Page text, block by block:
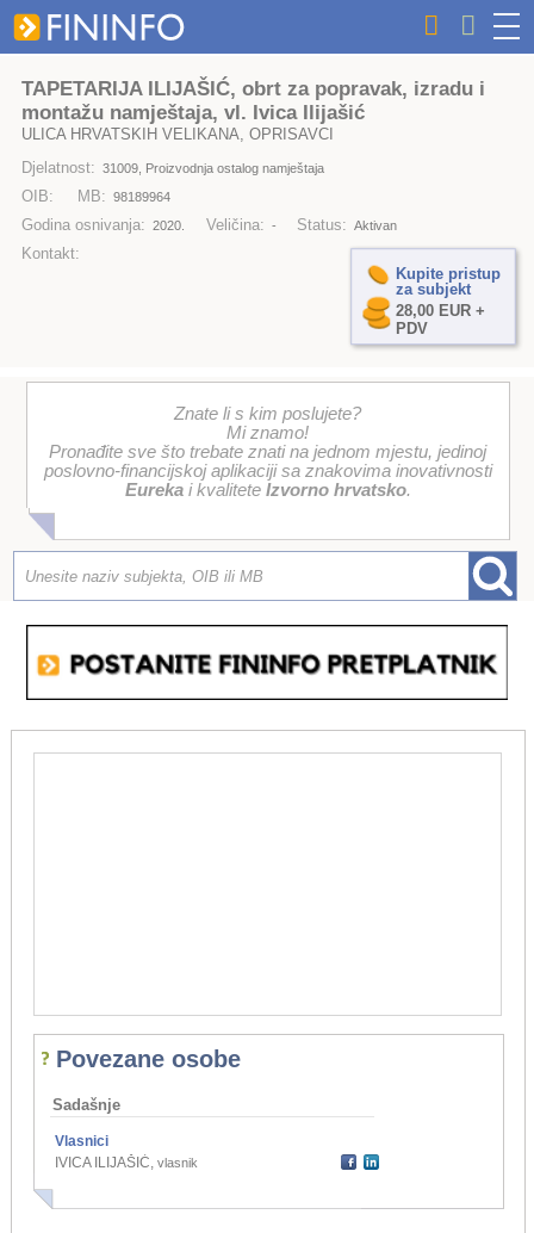
TAPETARIJA ILIJAŠIĆ, obrt za popravak, izradu i
montažu namještaja, vl. Ivica Ilijašić
ULICA HRVATSKIH VELIKANA, OPRISAVCI
Djelatnost: 31009, Proizvodnja ostalog namještaja
OIB: MB: 98189964
Godina osnivanja: 2020. Veličina: - Status: Aktivan
Kontakt:
Kupite pristup
za subjekt
28,00 EUR +
PDV
Znate li s kim poslujete?
Mi znamo!
Pronađite sve što trebate znati na jednom mjestu, jedinoj
poslovno-financijskoj aplikaciji sa znakovima inovativnosti
Eurekai kvalitete Izvorno hrvatsko.
Povezane osobe
Sadašnje
Vlasnici
IVICA ILIJAŠIĆ, vlasnik